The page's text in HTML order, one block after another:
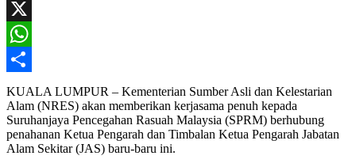
Facebook
X
WhatsApp
Share
KUALA LUMPUR – Kementerian Sumber Asli dan Kelestarian
Alam (NRES) akan memberikan kerjasama penuh kepada
Suruhanjaya Pencegahan Rasuah Malaysia (SPRM) berhubung
penahanan Ketua Pengarah dan Timbalan Ketua Pengarah Jabatan
Alam Sekitar (JAS) baru-baru ini.